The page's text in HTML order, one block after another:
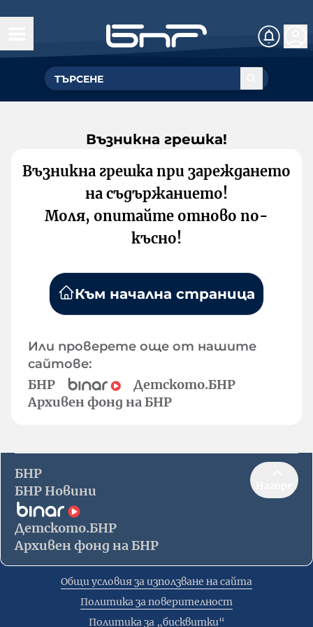
Възникна грешка!
Възникна грешка при зареждането
на съдържанието!
Моля, опитайте отново по-
късно!
Към начална страница
Или проверете още от нашите
сайтове:
БНР
Детското.БНР
Архивен фонд на БНР
БНР
БНР Новини
Детското.БНР
Архивен фонд на БНР
Общи условия за използване на сайта
Политика за поверителност
Политика за „бисквитки“